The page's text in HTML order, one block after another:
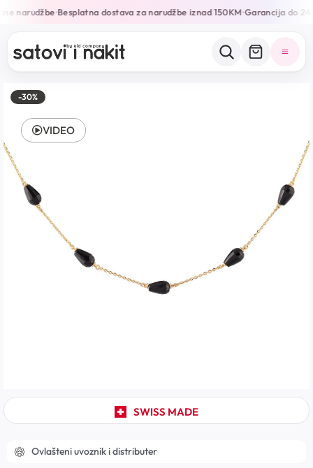
narudžbe•Besplatna dostava za narudžbe iznad 150KM•Garancija do 24
-30%
SWISS MADE
VIDEO
Ovlašteni uvoznik i distributer